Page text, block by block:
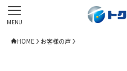
MENU
HOME お客様の声